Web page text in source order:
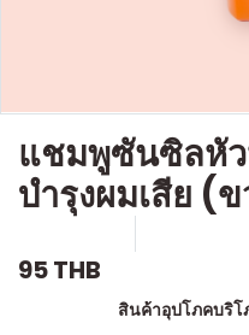
แชมพูซันซิลหั
บำรุงผมเสีย (
95 THB
สินค้าอุปโภคบริ